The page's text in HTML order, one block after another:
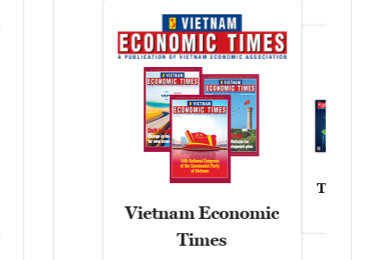
Vietnam Economic
Times
Tạp